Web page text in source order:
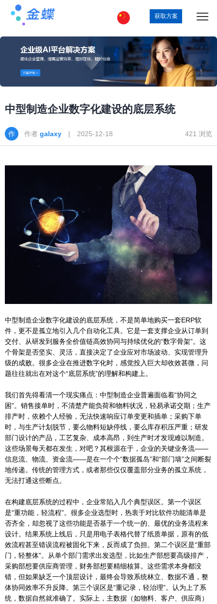
获取方案
中型制造企业数字化建设的底层系统
作者 galaxy | 2025-12-18 421 浏览
中型制造企业数字化建设的底层系统，不是简单地购买一套ERP软
件，更不是孤立地引入几个自动化工具。它是一套支撑企业从订单到
交付、从研发到服务全价值链高效协同与持续优化的“数字骨架”。这
个骨架是否坚实、灵活，直接决定了企业应对市场波动、实现管理升
级的成败。很多企业在推进数字化时，感觉投入巨大却收效甚微，问
题往往就出在对这个“底层系统”的理解和构建上。
我们首先得看清一个现实痛点：中型制造企业普遍面临着“协同之
困”。销售接单时，不清楚产能负荷和物料状况，轻易承诺交期；生产
排产时，依赖个人经验，无法快速响应订单变更和插单；采购下单
时，与生产计划脱节，要么物料短缺停线，要么库存积压严重；研发
部门设计的产品，工艺复杂、成本高昂，到生产时才发现难以制造。
这些场景每天都在发生，对吧？其根源在于，企业的关键业务流——
信息流、物流、资金流——是在一个个“数据孤岛”和“部门墙”之间断裂
地传递。传统的管理方式，或者那些仅仅覆盖部分业务的孤立系统，
无法打通这些断点。
在构建底层系统的过程中，企业常陷入几个典型误区。第一个误区
是“重功能，轻流程”。很多企业选型时，热衷于对比软件功能清单是
否齐全，却忽视了这些功能是否基于一个统一的、最优的业务流程来
设计。结果系统上线后，只是用电子表格代替了纸质单据，原有的低
效流程甚至错误流程被固化下来，反而成了负担。第二个误区是“重部
门，轻整体”。从单个部门需求出发选型，比如生产部想要高级排产，
采购部想要供应商管理，财务部想要精细核算。这些需求本身都没
错，但如果缺乏一个顶层设计，最终会导致系统林立、数据不通，整
体协同效率不升反降。第三个误区是“重记录，轻治理”。认为上了系
统，数据自然就准确了。实际上，主数据（如物料、客户、供应商）